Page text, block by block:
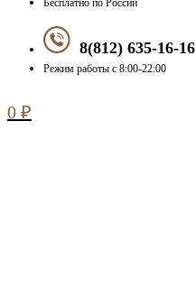
Бесплатно по России
8(812) 635-16-16
Режим работы с 8:00-22:00
0 ₽